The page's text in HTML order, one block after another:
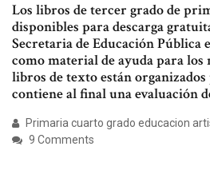
Los libros de tercer grado de
disponibles para descarga
Secretaria de Educación Pública
como material de ayuda para los
libros de texto están
contiene al final una evaluación
Primaria cuarto grado educacion
9 Comments